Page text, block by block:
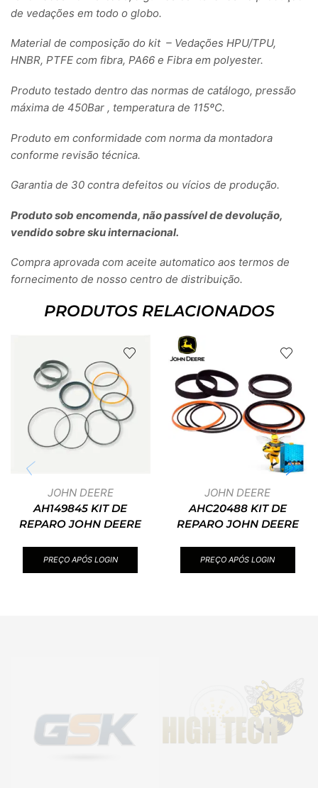
de vedações em todo o globo.
Material de composição do kit – Vedações HPU/TPU,
HNBR, PTFE com fibra, PA66 e Fibra em polyester.
Produto testado dentro das normas de catálogo, pressão
máxima de 450Bar , temperatura de 115ºC.
Produto em conformidade com norma da montadora
conforme revisão técnica.
Garantia de 30 contra defeitos ou vícios de produção.
Produto sob encomenda, não passível de devolução,
vendido sobre sku internacional.
Compra aprovada com aceite automatico aos termos de
fornecimento de nosso centro de distribuição.
PRODUTOS RELACIONADOS
JOHN DEERE
AH149845 KIT DE
REPARO JOHN DEERE
PREÇO APÓS LOGIN
JOHN DEERE
AHC20488 KIT DE
REPARO JOHN DEERE
PREÇO APÓS LOGIN